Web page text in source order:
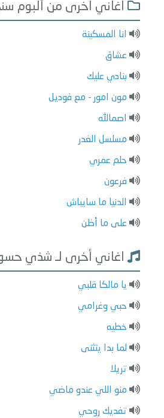
اغاني اخرى من ألبوم
انا المسكينة
عشاق
بنادي عليك
مون امور - مع فوديل
اصمالله
مسلسل الغدر
حلم عمري
فرعون
الدنيا ما سايباش
على ما أظن
اغاني أخرى لـ شذي
يا مالكا قلبي
حبي وغرامي
خطيه
لما بدا يتثنى
تريلا
منو اللي عندو ماضي
تفديك روحي